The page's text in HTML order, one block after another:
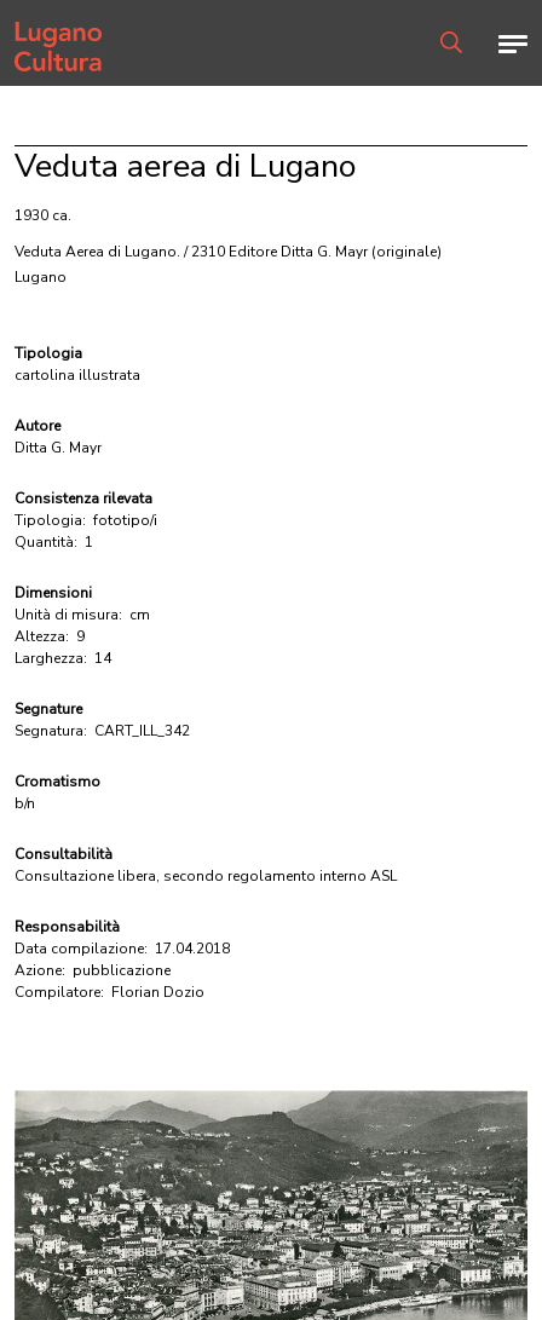
Home page
Veduta aerea di Lugano
1930 ca.
Veduta Aerea di Lugano. / 2310 Editore Ditta G. Mayr (originale)
Lugano
Tipologia
cartolina illustrata
Autore
Ditta G. Mayr
Consistenza rilevata
Tipologia: fototipo/i
Quantità: 1
Dimensioni
Unità di misura: cm
Altezza: 9
Larghezza: 14
Segnature
Segnatura: CART_ILL_342
Cromatismo
b/n
Consultabilità
Consultazione libera, secondo regolamento interno ASL
Responsabilità
Data compilazione: 17.04.2018
Azione: pubblicazione
Compilatore: Florian Dozio